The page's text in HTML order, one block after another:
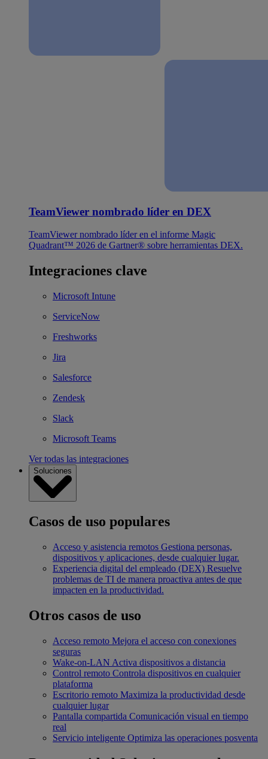
TeamViewer nombrado líder en DEX
TeamViewer nombrado líder en el informe Magic
Quadrant™ 2026 de Gartner® sobre herramientas DEX.
Integraciones clave
Microsoft Intune
ServiceNow
Freshworks
Jira
Salesforce
Zendesk
Slack
Microsoft Teams
Ver todas las integraciones
Soluciones
Casos de uso populares
Acceso y asistencia remotos Gestiona personas,
dispositivos y aplicaciones, desde cualquier lugar.
Experiencia digital del empleado (DEX) Resuelve
problemas de TI de manera proactiva antes de que
impacten en la productividad.
Otros casos de uso
Acceso remoto Mejora el acceso con conexiones
seguras
Wake-on-LAN Activa dispositivos a distancia
Control remoto Controla dispositivos en cualquier
plataforma
Escritorio remoto Maximiza la productividad desde
cualquier lugar
Pantalla compartida Comunicación visual en tiempo
real
Servicio inteligente Optimiza las operaciones posventa